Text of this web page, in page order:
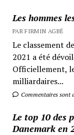
Les hommes
PAR FIRMIN AGBÉ
Le classement
2021 a été
Officiellement,
milliardaires...
Commentaires sont
Le top 10 des
Danemark en